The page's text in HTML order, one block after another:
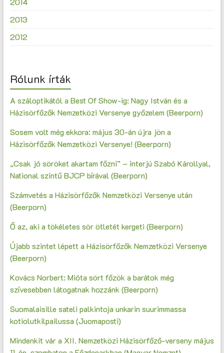
2013
2012
Rólunk írták
A száloptikától a Best Of Show-ig: Nagy István és a
Házisörfőzők Nemzetközi Versenye győzelem (Beerporn)
Sosem volt még ekkora: május 30-án újra jön a
Házisörfőzők Nemzetközi Versenye! (Beerporn)
„Csak jó söröket akartam főzni” – interjú Szabó Károllyal,
National szintű BJCP bírával (Beerporn)
Számvetés a Házisörfőzők Nemzetközi Versenye után
(Beerporn)
Ő az, aki a tökéletes sör ötletét kergeti (Beerporn)
Újabb szintet lépett a Házisörfőzők Nemzetközi Versenye
(Beerporn)
Kovács Norbert: Mióta sört főzök a barátok még
szívesebben látogatnak hozzánk (Beerporn)
Suomalaisille sateli palkintoja unkarin suurimmassa
kotiolutkilpailussa (Juomaposti)
Mindenkit vár a XII. Nemzetközi Házisörfőző-verseny május